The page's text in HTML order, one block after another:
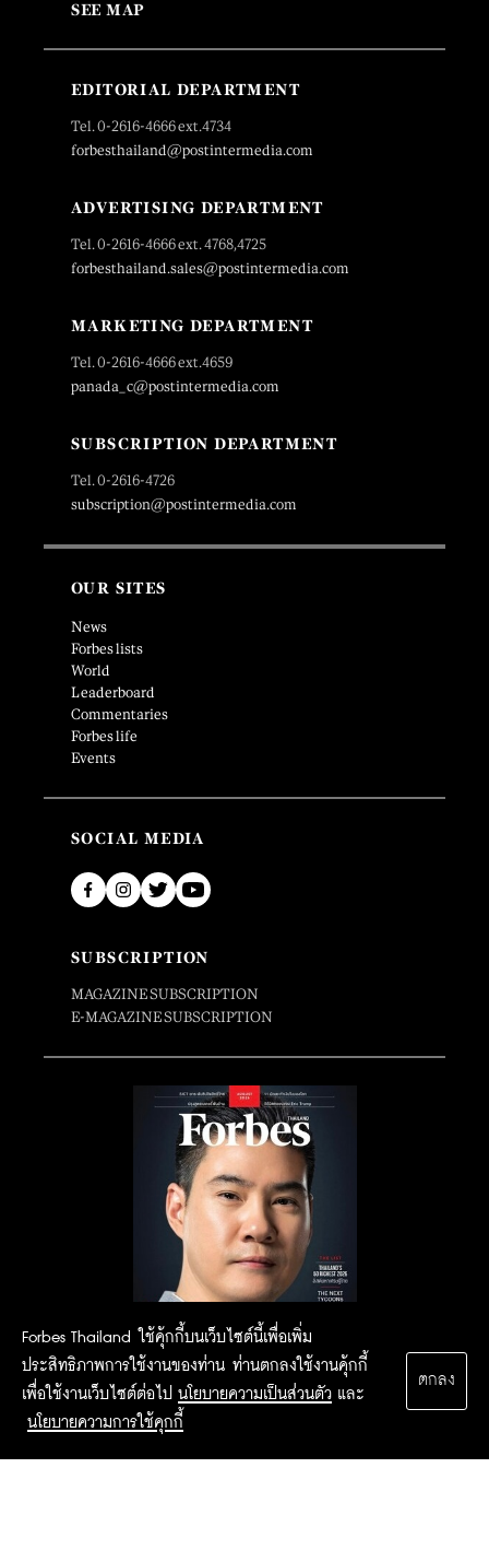
Forbes Thailand ใช้คุ้กกี้บนเว็บไซต์นี้เพื่อเพิ่ม
ประสิทธิภาพการใช้งานของท่าน ท่านตกลงใช้งานคุ้กกี้
เพื่อใช้งานเว็บไซต์ต่อไป นโยบายความเป็นส่วนตัว และ
นโยบายความการใช้คุกกี้
ตกลง
SEE MAP
EDITORIAL DEPARTMENT
Tel. 0-2616-4666 ext.4734
forbesthailand@postintermedia.com
ADVERTISING DEPARTMENT
Tel. 0-2616-4666 ext. 4768,4725
forbesthailand.sales@postintermedia.com
MARKETING DEPARTMENT
Tel. 0-2616-4666 ext.4659
panada_c@postintermedia.com
SUBSCRIPTION DEPARTMENT
Tel. 0-2616-4726
subscription@postintermedia.com
OUR SITES
News
Forbes lists
World
Leaderboard
Commentaries
Forbes life
Events
SOCIAL MEDIA
SUBSCRIPTION
MAGAZINE SUBSCRIPTION
E-MAGAZINE SUBSCRIPTION
2015 Forbesthailand.com ALL RIGHTS RESERVED